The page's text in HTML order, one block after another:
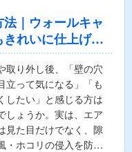
｜ウォールキャ
れいに仕上げる
取り外し後、「壁の穴
立って気になる」「も
したい」と感じる方は
しょうか。実は、エア
見た目だけでなく、隙
・ホコリの侵入を防ぐ